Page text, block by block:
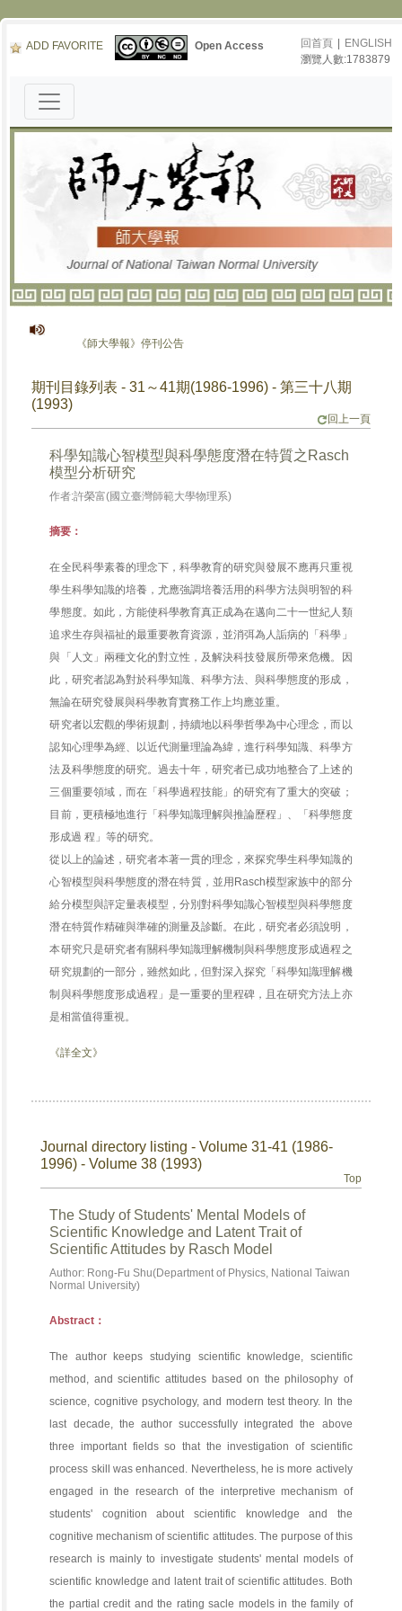
ADD FAVORITE Open Access 回首頁
ENGLISH
瀏覽人數:1783879
《師大學報》停刊公告
期刊目錄列表 - 31～41期(1986-1996) - 第三十八期
(1993)
回上一頁
科學知識心智模型與科學態度潛在特質之Rasch
模型分析研究
作者:許榮富(國立臺灣師範大學物理系)
摘要：
在全民科學素養的理念下，科學教育的研究與發展不應再只重視
學生科學知識的培養，尤應強調培養活用的科學方法與明智的科
學態度。如此，方能使科學教育真正成為在邁向二十一世紀人類
追求生存與福祉的最重要教育資源，並消弭為人詬病的「科學」
與「人文」兩種文化的對立性，及解決科技發展所帶來危機。因
此，研究者認為對於科學知識、科學方法、與科學態度的形成，
無論在研究發展與科學教育實務工作上均應並重。
研究者以宏觀的學術規劃，持續地以科學哲學為中心理念，而以
認知心理學為經、以近代測量理論為緯，進行科學知識、科學方
法及科學態度的研究。過去十年，研究者已成功地整合了上述的
三個重要領域，而在「科學過程技能」的研究有了重大的突破；
目前，更積極地進行「科學知識理解與推論歷程」、「科學態度
形成過 程」等的研究。
從以上的論述，研究者本著一貫的理念，來探究學生科學知識的
心智模型與科學態度的潛在特質，並用Rasch模型家族中的部分
給分模型與評定量表模型，分別對科學知識心智模型與科學態度
潛在特質作精確與準確的測量及診斷。在此，研究者必須說明，
本研究只是研究者有關科學知識理解機制與科學態度形成過程之
研究規劃的一部分，雖然如此，但對深入探究「科學知識理解機
制與科學態度形成過程」是一重要的里程碑，且在研究方法上亦
是相當值得重視。
《詳全文》
Journal directory listing - Volume 31-41 (1986-
1996) - Volume 38 (1993)
Top
The Study of Students' Mental Models of
Scientific Knowledge and Latent Trait of
Scientific Attitudes by Rasch Model
Author: Rong-Fu Shu(Department of Physics, National Taiwan
Normal University)
Abstract：
The author keeps studying scientific knowledge, scientific
method, and scientific attitudes based on the philosophy of
science, cognitive psychology, and modern test theory. In the
last decade, the author successfully integrated the above
three important fields so that the investigation of scientific
process skill was enhanced. Nevertheless, he is more actively
engaged in the research of the interpretive mechanism of
students' cognition about scientific knowledge and the
cognitive mechanism of scientific attitudes. The purpose of this
research is mainly to investigate students' mental models of
scientific knowledge and latent trait of scientific attitudes. Both
the partial credit and the rating sacle models in the family of